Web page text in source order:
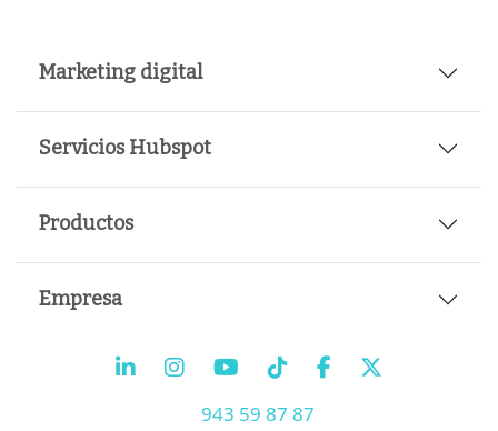
Marketing digital
Servicios Hubspot
Productos
Empresa
943 59 87 87